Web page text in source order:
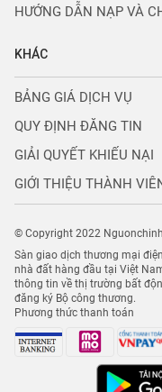
HƯỚNG DẪN NẠP VÀ
KHÁC
BẢNG GIÁ DỊCH VỤ
QUY ĐỊNH ĐĂNG TIN
GIẢI QUYẾT KHIẾU NẠI
GIỚI THIỆU THÀNH
© Copyright 2022
Sàn giao dịch thương mại
nhà đất hàng đầu tại Việt
thông tin về thị trường bất
đăng ký Bộ công thương.
Phương thức thanh toán